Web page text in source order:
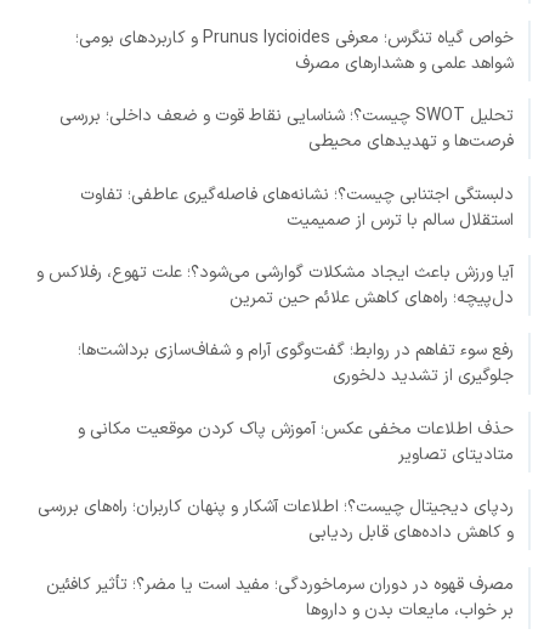
خواص گیاه تنگرس؛ معرفی Prunus lycioides و کاربردهای بومی؛
شواهد علمی و هشدارهای مصرف
تحلیل SWOT چیست؟؛ شناسایی نقاط قوت و ضعف داخلی؛ بررسی
فرصت‌ها و تهدیدهای محیطی
دلبستگی اجتنابی چیست؟؛ نشانه‌های فاصله‌گیری عاطفی؛ تفاوت
استقلال سالم با ترس از صمیمیت
آیا ورزش باعث ایجاد مشکلات گوارشی می‌شود؟؛ علت تهوع، رفلاکس و
دل‌پیچه؛ راه‌های کاهش علائم حین تمرین
رفع سوء تفاهم در روابط؛ گفت‌وگوی آرام و شفاف‌سازی برداشت‌ها؛
جلوگیری از تشدید دلخوری
حذف اطلاعات مخفی عکس؛ آموزش پاک کردن موقعیت مکانی و
متادیتای تصاویر
ردپای دیجیتال چیست؟؛ اطلاعات آشکار و پنهان کاربران؛ راه‌های بررسی
و کاهش داده‌های قابل ردیابی
مصرف قهوه در دوران سرماخوردگی؛ مفید است یا مضر؟؛ تأثیر کافئین
بر خواب، مایعات بدن و داروها